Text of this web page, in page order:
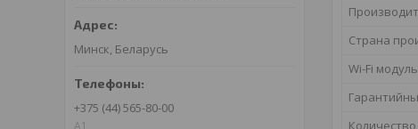
Страна
Wi-Fi модуль
Минск, Беларусь
+375 (44) 565-80-00
A1